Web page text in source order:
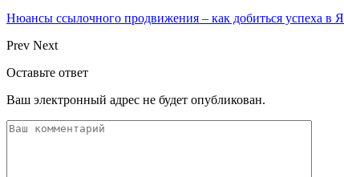
Нюансы ссылочного продвижения – как добиться успеха в
Prev Next
Оставьте ответ
Ваш электронный адрес не будет опубликован.